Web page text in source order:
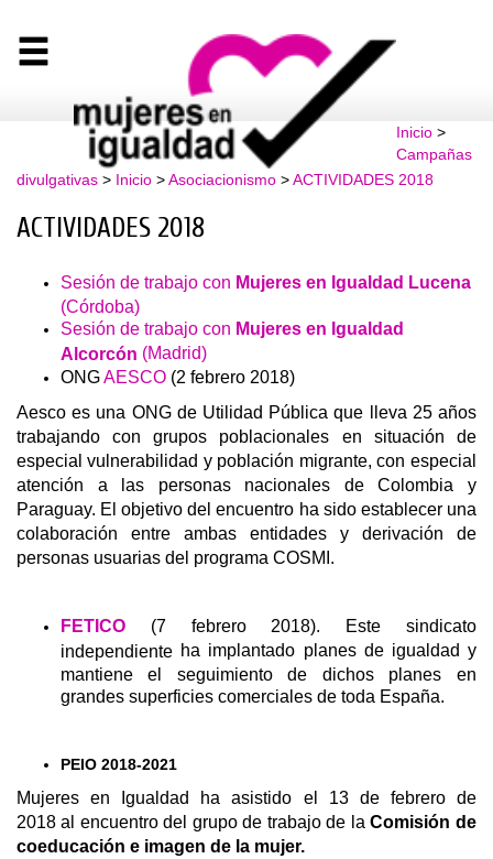
Inicio>
Campañas
divulgativas > Inicio >Asociacionismo >ACTIVIDADES 2018
ACTIVIDADES 2018
Sesión de trabajo con Mujeres en Igualdad Lucena
(Córdoba)
Sesión de trabajo con Mujeres en Igualdad
Alcorcón (Madrid)
ONGAESCO ​ (2 febrero 2018)
Aesco es una ONG de Utilidad Pública que lleva 25 años
trabajando con grupos poblacionales en situación de
especial vulnerabilidad y población migrante, con especial
atención a las personas nacionales de Colombia y
Paraguay. El objetivo del encuentro ha sido establecer una
colaboración entre ambas entidades y derivación de
personas usuarias del programa COSMI.
FETICO (7 febrero 2018). Este sindicato
independiente ha implantado planes de igualdad y
mantiene el seguimiento de dichos planes en
grandes superficies comerciales de toda España.
PEIO 2018-2021
Mujeres en Igualdad ha asistido el 13 de febrero de
2018 al encuentro del grupo de trabajo de laComisión de
coeducación e imagen de la mujer.